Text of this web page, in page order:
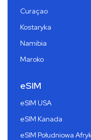
Curaçao
Kostaryka
Namibia
Maroko
eSIM
eSIM USA
eSIM Kanada
eSIM Południowa